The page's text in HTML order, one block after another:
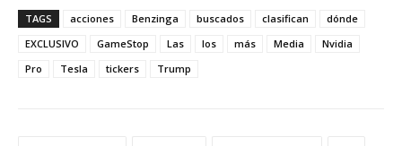
er
e
st
at
s
A
c
e
b
d
di
t
k
e
ar
e
TAGS acciones Benzinga buscados clasifican
dónde
EXCLUSIVO
GameStop Las los más Media
Nvidia
Pro
Tesla tickers Trump